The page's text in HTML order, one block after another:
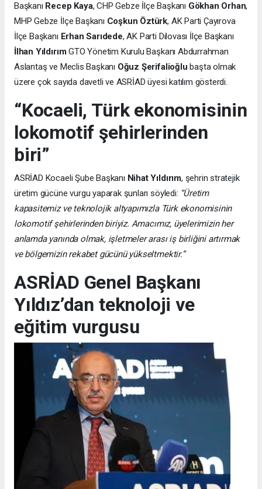
Başkanı Recep Kaya, CHP Gebze İlçe Başkanı Gökhan Orhan,
MHP Gebze İlçe Başkanı Coşkun Öztürk, AK Parti Çayırova
İlçe Başkanı Erhan Sarıdede, AK Parti Dilovası İlçe Başkanı
İlhan YıldırımGTO Yönetim Kurulu Başkanı Abdurrahman
Aslantaş ve Meclis Başkanı Oğuz Şerifalioğlu başta olmak
üzere çok sayıda davetli ve ASRİAD üyesi katılım gösterdi.
“Kocaeli, Türk ekonomisinin
lokomotif şehirlerinden
biri”
ASRİAD Kocaeli Şube Başkanı Nihat Yıldırım, şehrin stratejik
üretim gücüne vurgu yaparak şunları söyledi: “Üretim
kapasitemiz ve teknolojik altyapımızla Türk ekonomisinin
lokomotif şehirlerinden biriyiz. Amacımız, üyelerimizin her
anlamda yanında olmak, işletmeler arası iş birliğini artırmak
ve bölgemizin rekabet gücünü yükseltmektir.”
ASRİAD Genel Başkanı
Yıldız’dan teknoloji ve
eğitim vurgusu